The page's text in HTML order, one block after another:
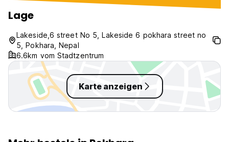
Lage
Lakeside,6 street No 5, Lakeside 6 pokhara street no
5, Pokhara, Nepal
6.6km vom Stadtzentrum
Karte anzeigen